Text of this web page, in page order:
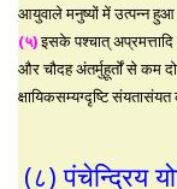
आयुवाले मनुष्यों में उत्पन्न
(५)इसके पश्चात् अप्रमत्तादि
और चौदह अंतर्मुहूर्तों से कम
क्षायिकसम्यग्दृष्टि
(८) पंचेन्द्रिय